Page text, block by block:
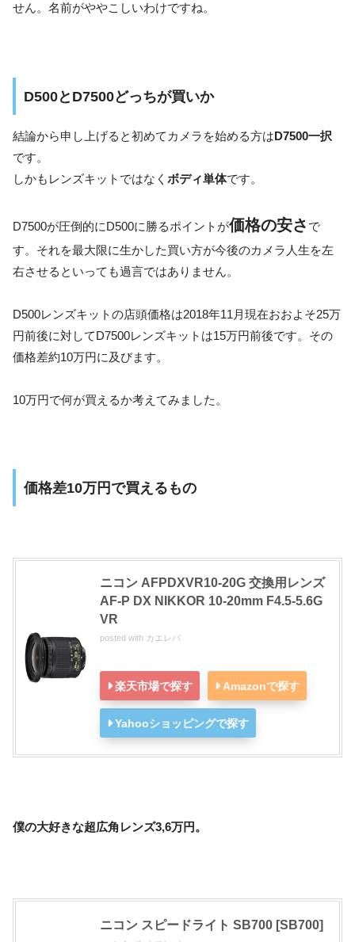
せん。名前がややこしいわけですね。
D500とD7500どっちが買いか
結論から申し上げると初めてカメラを始める方はD7500一択
です。
しかもレンズキットではなく ボディ単体です。
D7500が圧倒的にD500に勝るポイントが価格の安さ で
す。それを最大限に生かした買い方が今後のカメラ人生を左
右させるといっても過言ではありません。
D500レンズキットの店頭価格は2018年11月現在おおよそ25万
円前後に対してD7500レンズキットは15万円前後です。その
価格差約10万円に及びます。
10万円で何が買えるか考えてみました。
価格差10万円で買えるもの
ニコン AFPDXVR10-20G 交換用レンズ
AF-P DX NIKKOR 10-20mm F4.5-5.6G
VR
posted with カエレバ
楽天市場で探す Amazonで探す
Yahooショッピングで探す
僕の大好きな超広角レンズ3,6万円。
ニコン スピードライト SB700 [SB700]